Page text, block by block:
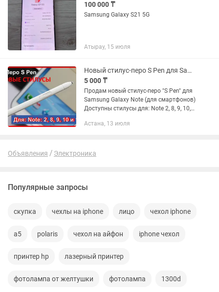
100 000 ₸
Samsung Galaxy S21 5G
Атырау, 15 июля
Новый стилус-перо S Pen для Samsung Galaxy Note 2,8,9,10,10+,20
5 000 ₸
Продам новый стилус-перо "S Pen" для
Samsung Galaxy Note (для смартфонов)
Доступны стилусы для: Note 2, 8, 9, 10,
Ultra наличии! Распродажа остатков !
Астана, 13 июля
Объявления Электроника
Популярные запросы
скупка чехлы на iphone лицо чехол iphone
а5 polaris чехол на айфон iphone чехол
принтер hp лазерный принтер
фотолампа от желтушки фотолампа 1300d